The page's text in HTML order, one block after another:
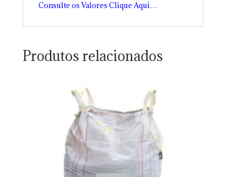
Consulte os Valores Clique Aqui…
Produtos relacionados